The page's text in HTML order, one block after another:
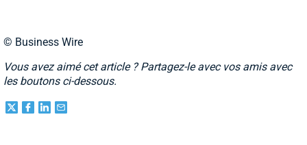
© Business Wire
Vous avez aimé cet article ? Partagez-le avec vos amis avec
les boutons ci-dessous.